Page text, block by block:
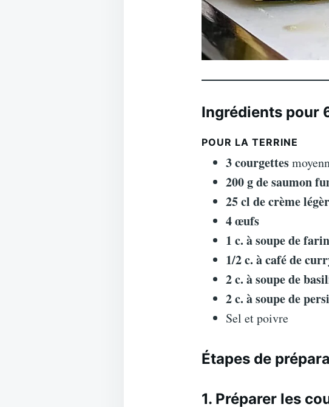
Ingrédients pour
POUR LA TERRINE
3 courgettes
200 g de saumon
25 cl de crème
4 œufs
1 c. à soupe de
1/2 c. à café de
2 c. à soupe de
2 c. à soupe de
Sel et poivre
Étapes de
1. Préparer les